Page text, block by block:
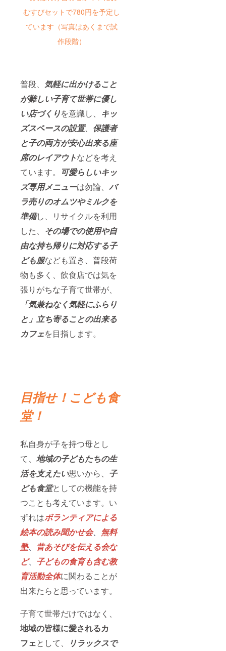
むすびセットで780円を予定し
ています（写真はあくまで試
作段階）
普段、 気軽に出かけること
が難しい子育て世帯に優し
い店づくりを意識し、 キッ
ズスペースの設置、 保護者
と子の両方が安心出来る座
席のレイアウトなどを考え
ています。
可愛らしいキッ
ズ専用メニューは勿論、 バ
ラ売りのオムツやミルクを
準備し、リサイクルを利用
した、 その場での使用や自
由な持ち帰りに対応する子
ども服なども置き、普段荷
物も多く、飲食店では気を
張りがちな子育て世帯が、
「気兼ねなく気軽にふらり
と」立ち寄ることの出来る
カフェを目指します。
目指せ！こども食
堂！
私自身が子を持つ母とし
て、 地域の子どもたちの生
活を支えたい思いから、 子
ども食堂としての機能を持
つことも考えています。い
ずれはボランティアによる
絵本の読み聞かせ会、 無料
塾、 昔あそびを伝える会な
ど、 子どもの食育も含む教
育活動全体に関わることが
出来たらと思っています。
子育て世帯だけではなく、
地域の皆様に愛されるカ
フェとして、
リラックスで